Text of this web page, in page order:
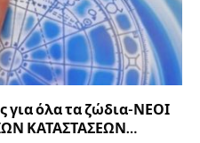
για όλα τα ζώδια-ΝΕΟΙ
ΚΑΤΑΣΤΑΣΕΩΝ…